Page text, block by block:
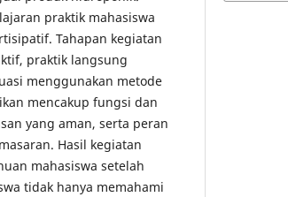
praktik mahasiswa
Tahapan kegiatan
praktik langsung
menggunakan metode
mencakup fungsi dan
yang aman, serta peran
Hasil kegiatan
mahasiswa setelah
tidak hanya memahami